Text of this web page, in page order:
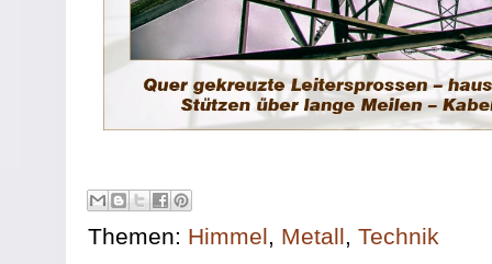
Themen: Himmel, Metall, Technik